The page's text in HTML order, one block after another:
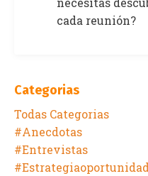
cada reunión?
Categorias
Todas Categorias
#anecdotas
#entrevistas
#estrategiaoportunidad